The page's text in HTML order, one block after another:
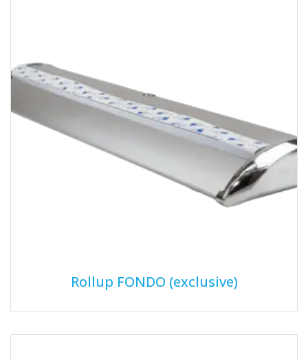
Rollup FONDO (exclusive)